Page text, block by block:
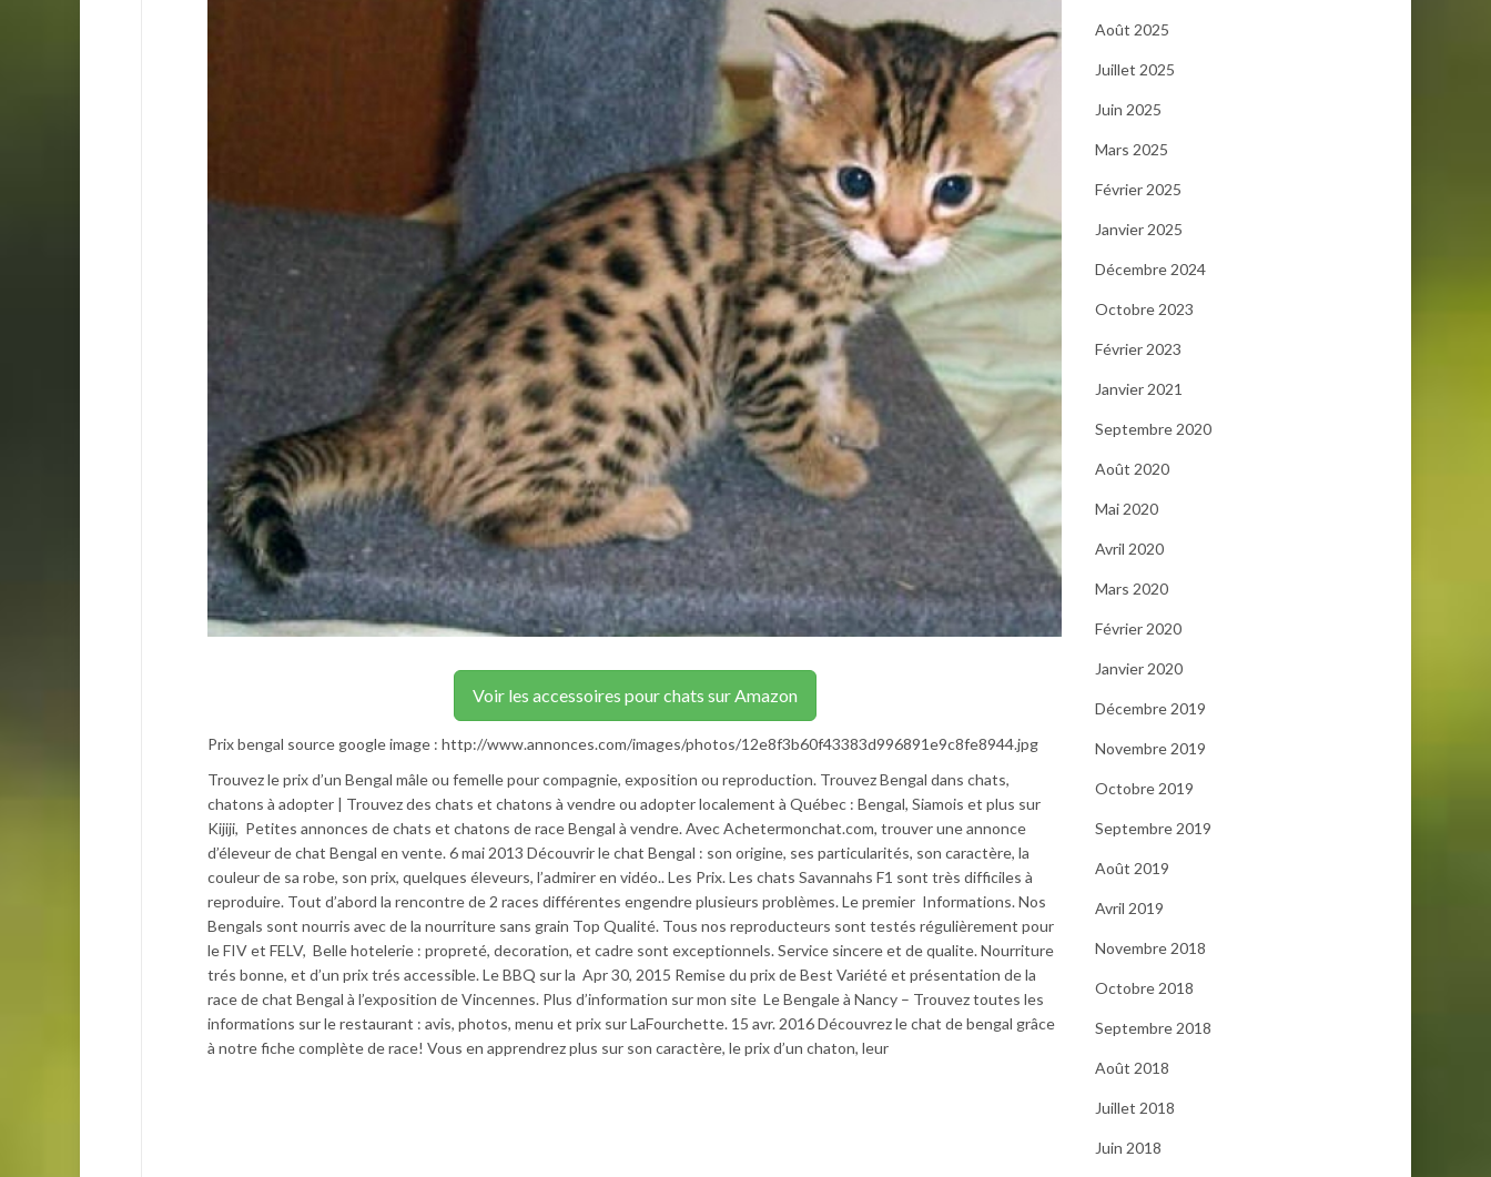
Voir les accessoires pour chats sur Amazon
Prix bengal source google image : http://www.annonces.com/images/photos/12e8f3b60f43383d996891e9c8fe8944.jpg
Trouvez le prix d’un Bengal mâle ou femelle pour compagnie, exposition ou reproduction. Trouvez Bengal dans chats,
chatons à adopter | Trouvez des chats et chatons à vendre ou adopter localement à Québec : Bengal, Siamois et plus sur
Kijiji, Petites annonces de chats et chatons de race Bengal à vendre. Avec Achetermonchat.com, trouver une annonce
d’éleveur de chat Bengal en vente. 6 mai 2013 Découvrir le chat Bengal : son origine, ses particularités, son caractère, la
couleur de sa robe, son prix, quelques éleveurs, l’admirer en vidéo.. Les Prix. Les chats Savannahs F1 sont très difficiles à
reproduire. Tout d’abord la rencontre de 2 races différentes engendre plusieurs problèmes. Le premier Informations. Nos
Bengals sont nourris avec de la nourriture sans grain Top Qualité. Tous nos reproducteurs sont testés régulièrement pour
le FIV et FELV, Belle hotelerie : propreté, decoration, et cadre sont exceptionnels. Service sincere et de qualite. Nourriture
trés bonne, et d’un prix trés accessible. Le BBQ sur la Apr 30, 2015 Remise du prix de Best Variété et présentation de la
race de chat Bengal à l’exposition de Vincennes. Plus d’information sur mon site Le Bengale à Nancy – Trouvez toutes les
informations sur le restaurant : avis, photos, menu et prix sur LaFourchette. 15 avr. 2016 Découvrez le chat de bengal grâce
à notre fiche complète de race! Vous en apprendrez plus sur son caractère, le prix d’un chaton, leur
Août 2025
Juillet 2025
Juin 2025
Mars 2025
Février 2025
Janvier 2025
Décembre 2024
Octobre 2023
Février 2023
Janvier 2021
Septembre 2020
Août 2020
Mai 2020
Avril 2020
Mars 2020
Février 2020
Janvier 2020
Décembre 2019
Novembre 2019
Octobre 2019
Septembre 2019
Août 2019
Avril 2019
Novembre 2018
Octobre 2018
Septembre 2018
Août 2018
Juillet 2018
Juin 2018